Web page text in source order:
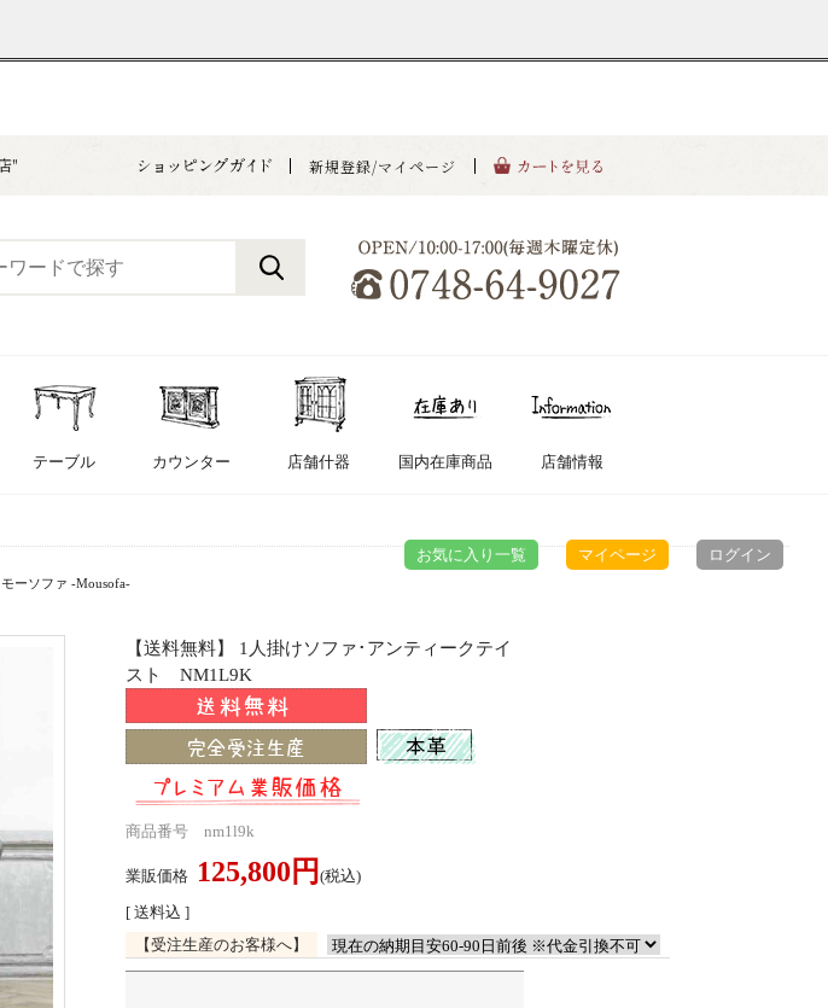
お気に入り一覧 マイページ ログイン
モーソファ -Mousofa-
【送料無料】 1人掛けソファ･アンティークテイ
スト NM1L9K
商品番号 nm1l9k
業販価格 125,800円 (税込)
[ 送料込 ]
【受注生産のお客様へ】